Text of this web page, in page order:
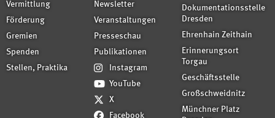
Vermittlung
Förderung
Gremien
Spenden
Stellen, Praktika
Newsletter
Veranstaltungen
Presseschau
Publikationen
Instagram
YouTube
X
Facebook
Dokumentationsstelle
Dresden
Ehrenhain Zeithain
Erinnerungsort
Torgau
Geschäftsstelle
Großschweidnitz
Münchner Platz